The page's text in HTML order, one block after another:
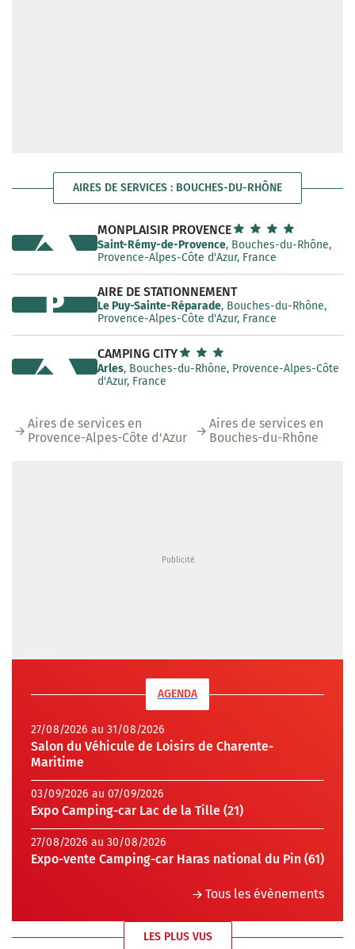
AIRES DE SERVICES : BOUCHES-DU-RHÔNE
MONPLAISIR PROVENCE
Saint-Rémy-de-Provence, Bouches-du-Rhône,
Provence-Alpes-Côte d'Azur, France
AIRE DE STATIONNEMENT
Le Puy-Sainte-Réparade, Bouches-du-Rhône,
Provence-Alpes-Côte d'Azur, France
P
CAMPING CITY
Arles, Bouches-du-Rhône, Provence-Alpes-Côte
d'Azur, France
Aires de services en
Provence-Alpes-Côte d'Azur
Aires de services en
Bouches-du-Rhône
AGENDA
27/08/2026 au 31/08/2026
Salon du Véhicule de Loisirs de Charente-
Maritime
03/09/2026 au 07/09/2026
Expo Camping-car Lac de la Tille (21)
27/08/2026 au 30/08/2026
Expo-vente Camping-car Haras national du Pin (61)
Tous les évènements
LES PLUS VUS